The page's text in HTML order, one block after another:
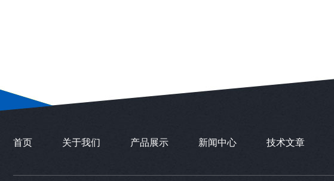
首页 关于我们 产品展示 新闻中心 技术文章